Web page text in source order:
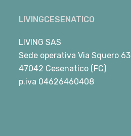
LIVINGCESENATICO
LIVING SAS
Sede operativa Via Squero 63
47042 Cesenatico (FC)
p.iva 04626460408